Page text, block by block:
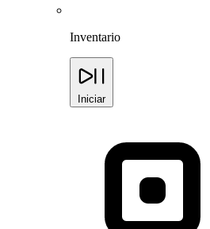
Inventario
Iniciar